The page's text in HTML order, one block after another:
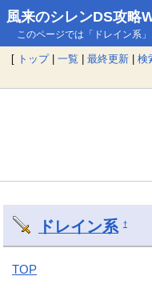
風来のシレンDS攻略
このページでは「ドレイン系
[ トップ| 一覧 | 最終更新 | 検
ドレイン系 †
TOP